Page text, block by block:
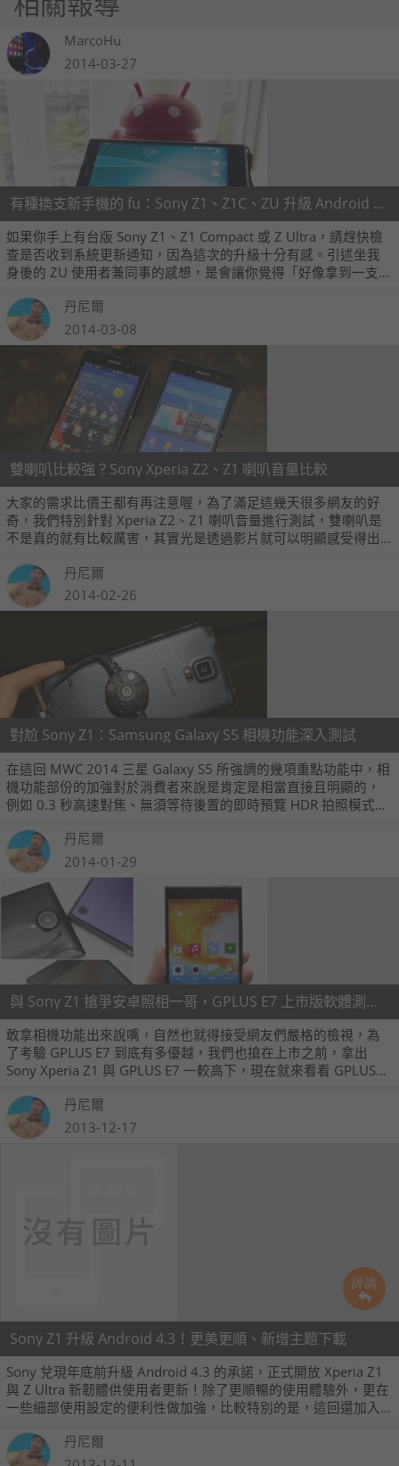
評論
MarcoHu
2014-03-27
有種換支新手機的 fu：Sony Z1、Z1C、ZU 升級 Android 4.4.2 啦
如果你手上有台版 Sony Z1、Z1 Compact 或 Z Ultra，請趕快檢
查是否收到系統更新通知，因為這次的升級十分有感。引述坐我
身後的 ZU 使用者兼同事的感想，是會讓你覺得「好像拿到一支新
丹尼爾
2014-03-08
雙喇叭比較強？Sony Xperia Z2、Z1 喇叭音量比較
大家的需求比價王都有再注意喔，為了滿足這幾天很多網友的好
奇，我們特別針對 Xperia Z2、Z1 喇叭音量進行測試，雙喇叭是
不是真的就有比較厲害，其實光是透過影片就可以明顯感受得出
且究竟差了多少。
丹尼爾
2014-02-26
對尬 Sony Z1：Samsung Galaxy S5 相機功能深入測試
在這回 MWC 2014 三星 Galaxy S5 所強調的幾項重點功能中，相
機功能部份的加強對於消費者來說是肯定是相當直接且明顯的，
例如 0.3 秒高速對焦、無須等待後置的即時預覽 HDR 拍照模式、
何，或者跟競品比較又是誰勝出呢？馬上來看個究竟吧！
丹尼爾
2014-01-29
與 Sony Z1 搶爭安卓照相一哥，GPLUS E7 上市版軟體測試！
敢拿相機功能出來說嘴，自然也就得接受網友們嚴格的檢視，為
了考驗 GPLUS E7 到底有多優越，我們也搶在上市之前，拿出
Sony Xperia Z1 與 GPLUS E7 一較高下，現在就來看看 GPLUS
地位吧！
丹尼爾
2013-12-17
Sony Z1 升級 Android 4.3！更美更順、新增主題下載
Sony 兌現年底前升級 Android 4.3 的承諾，正式開放 Xperia Z1
與 Z Ultra 新韌體供使用者更新！除了更順暢的使用體驗外，更在
一些細部使用設定的便利性做加強，比較特別的是，這回還加入
大家看看相機功能在成像部分的提昇程度喔！
丹尼爾